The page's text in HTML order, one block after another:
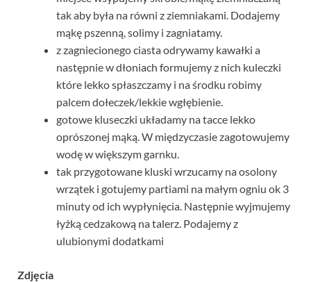
tak aby była na równi z ziemniakami. Dodajemy
mąkę pszenną, solimy i zagniatamy.
z zagniecionego ciasta odrywamy kawałki a
następnie w dłoniach formujemy z nich kuleczki
które lekko spłaszczamy i na środku robimy
palcem dołeczek/lekkie wgłębienie.
gotowe kluseczki układamy na tacce lekko
oprószonej mąką. W międzyczasie zagotowujemy
wodę w większym garnku.
tak przygotowane kluski wrzucamy na osolony
wrzątek i gotujemy partiami na małym ogniu ok 3
minuty od ich wypłynięcia. Następnie wyjmujemy
łyżką cedzakową na talerz. Podajemy z
ulubionymi dodatkami
Zdjęcia